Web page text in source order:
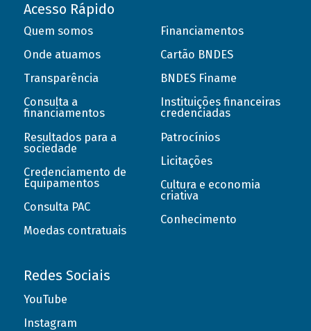
Acesso Rápido
Quem somos
Onde atuamos
Transparência
Consulta a
financiamentos
Resultados para a
sociedade
Credenciamento de
Equipamentos
Consulta PAC
Moedas contratuais
Financiamentos
Cartão BNDES
BNDES Finame
Instituições financeiras
credenciadas
Patrocínios
Licitações
Cultura e economia
criativa
Conhecimento
Redes Sociais
YouTube
Instagram